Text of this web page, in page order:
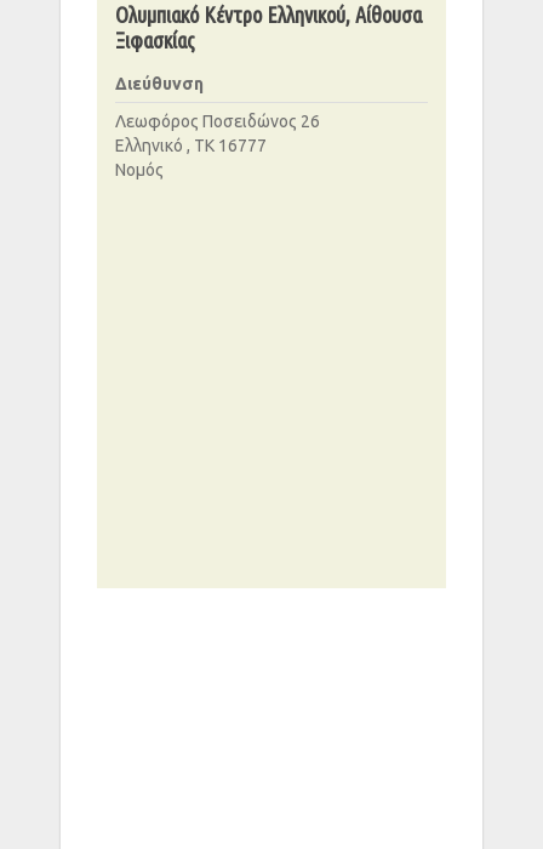
Ολυμπιακό Κέντρο Ελληνικού, Αίθουσα
Ξιφασκίας
Διεύθυνση
Λεωφόρος Ποσειδώνος 26
Ελληνικό , ΤΚ 16777
Νομός